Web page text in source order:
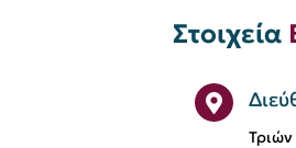
Στοιχεία